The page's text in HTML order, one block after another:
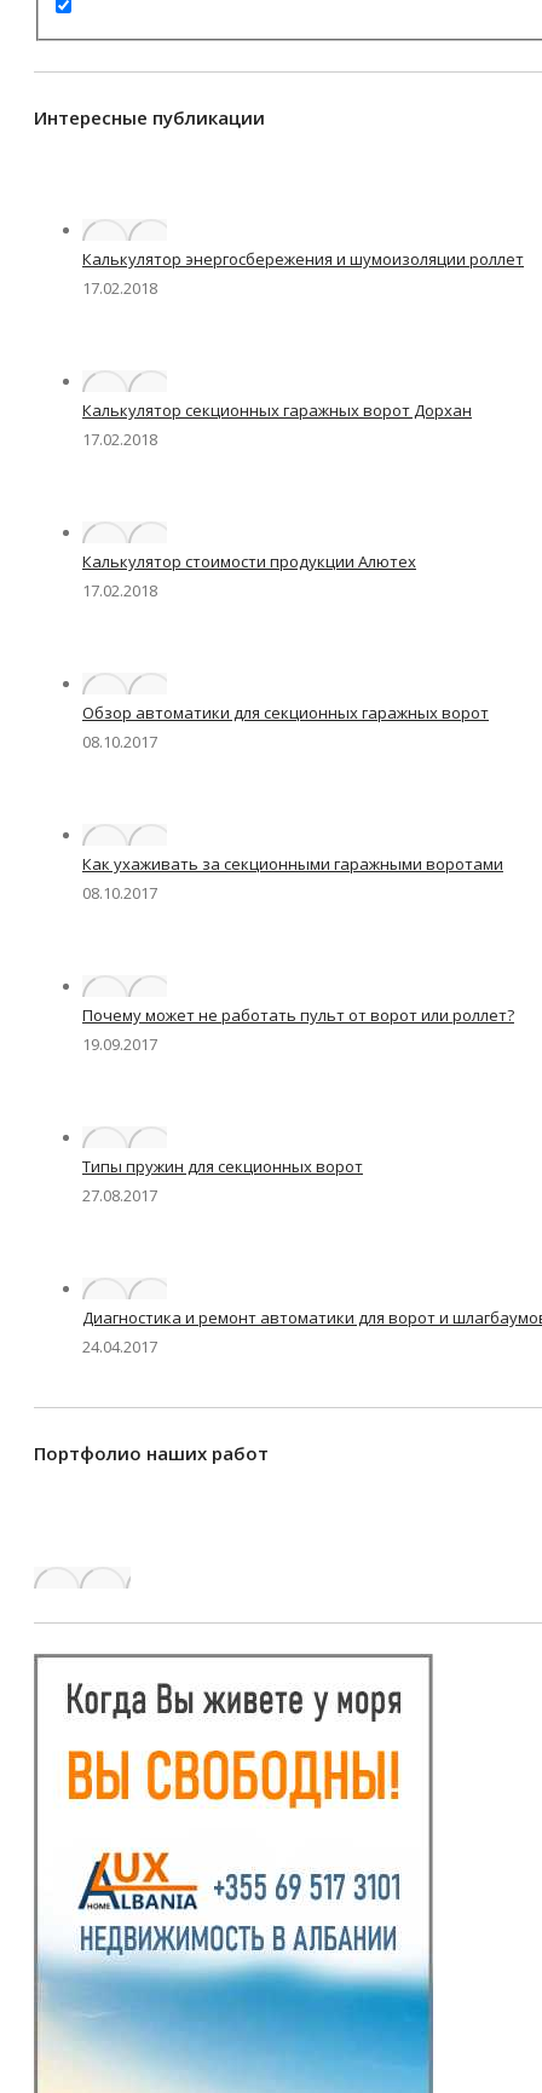
Интересные публикации
Калькулятор энергосбережения и шумоизоляции роллет
17.02.2018
Калькулятор секционных гаражных ворот Дорхан
17.02.2018
Калькулятор стоимости продукции Алютех
17.02.2018
Обзор автоматики для секционных гаражных ворот
08.10.2017
Как ухаживать за секционными гаражными воротами
08.10.2017
Почему может не работать пульт от ворот или роллет?
19.09.2017
Типы пружин для секционных ворот
27.08.2017
Диагностика и ремонт автоматики для ворот и
24.04.2017
Портфолио наших работ